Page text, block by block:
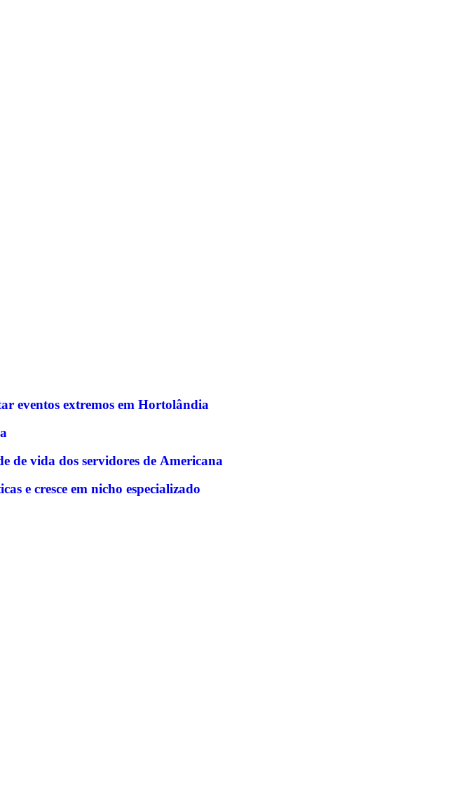
eventos extremos em Hortolândia
de vida dos servidores de Americana
e cresce em nicho especializado